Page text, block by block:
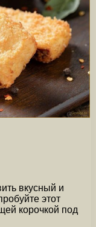
вкусный и
этот
корочкой под